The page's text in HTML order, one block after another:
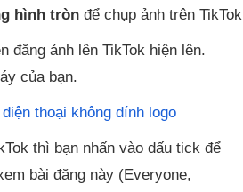
hình tròn để chụp ảnh trên TikTok
đăng ảnh lên TikTok hiện lên.
của bạn.
thì bạn nhấn vào dấu tick để
bài đăng này (Everyone,